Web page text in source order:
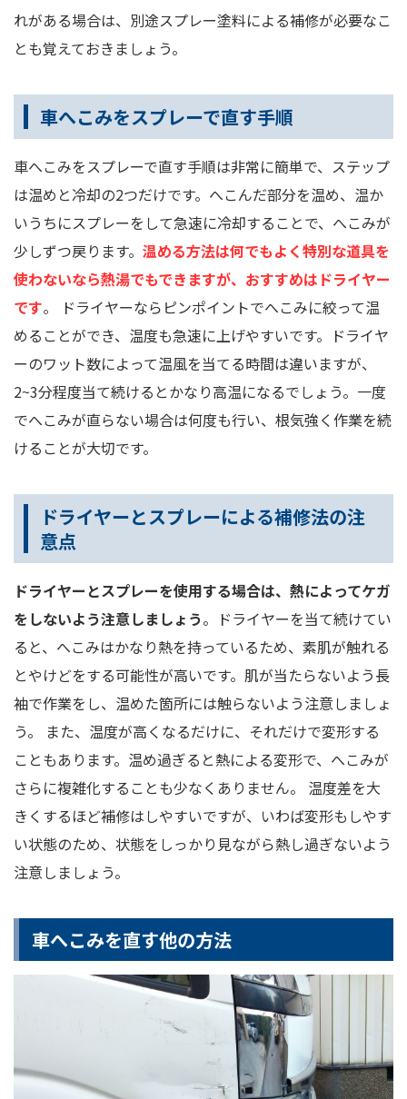
れがある場合は、別途スプレー塗料による補修が必要なこ
とも覚えておきましょう。
車へこみをスプレーで直す手順
車へこみをスプレーで直す手順は非常に簡単で、ステップ
は温めと冷却の2つだけです。へこんだ部分を温め、温か
いうちにスプレーをして急速に冷却することで、へこみが
少しずつ戻ります。 温める方法は何でもよく特別な道具を
使わないなら熱湯でもできますが、おすすめはドライヤー
です。 ドライヤーならピンポイントでへこみに絞って温
めることができ、温度も急速に上げやすいです。ドライヤ
ーのワット数によって温風を当てる時間は違いますが、
2~3分程度当て続けるとかなり高温になるでしょう。一度
でへこみが直らない場合は何度も行い、根気強く作業を続
けることが大切です。
ドライヤーとスプレーによる補修法の注
意点
ドライヤーとスプレーを使用する場合は、熱によってケガ
をしないよう注意しましょう。ドライヤーを当て続けてい
ると、へこみはかなり熱を持っているため、素肌が触れる
とやけどをする可能性が高いです。肌が当たらないよう長
袖で作業をし、温めた箇所には触らないよう注意しましょ
う。 また、温度が高くなるだけに、それだけで変形する
こともあります。温め過ぎると熱による変形で、へこみが
さらに複雑化することも少なくありません。 温度差を大
きくするほど補修はしやすいですが、いわば変形もしやす
い状態のため、状態をしっかり見ながら熱し過ぎないよう
注意しましょう。
車へこみを直す他の方法